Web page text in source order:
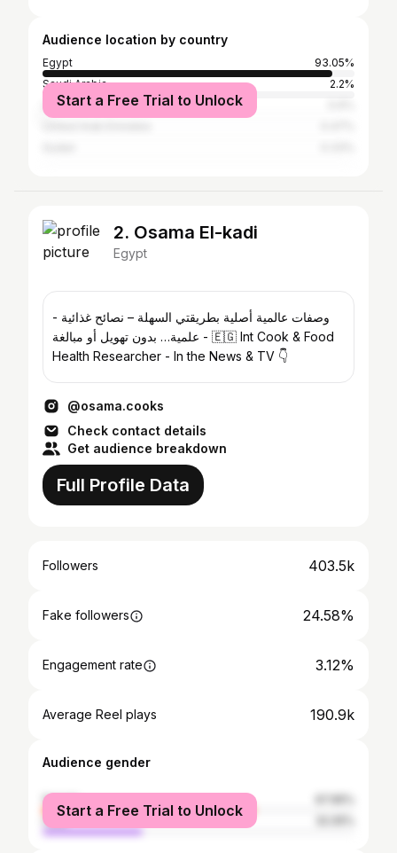
Audience location by country
Egypt
93.05%
Saudi Arabia
2.2%
United States
Start a Free Trial to Unlock
2. Osama El-kadi
Egypt
- وصفات عالمية أصلية بطريقتي السهلة – نصائح غذائية
علمية… بدون تهويل أو مبالغة - 🇪🇬 Int Cook & Food
Health Researcher - In the News & TV 👇
@osama.cooks
Check contact details
Get audience breakdown
Full Profile Data
Followers 403.5k
Fake followers 24.58%
Engagement rate 3.12%
Average Reel plays 190.9k
Audience gender
female
male
Start a Free Trial to Unlock